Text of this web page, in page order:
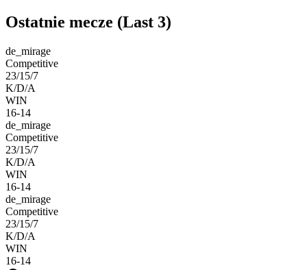
Ostatnie mecze (Last 3)
de_mirage
Competitive
23/15/7
K/D/A
WIN
16-14
de_mirage
Competitive
23/15/7
K/D/A
WIN
16-14
de_mirage
Competitive
23/15/7
K/D/A
WIN
16-14